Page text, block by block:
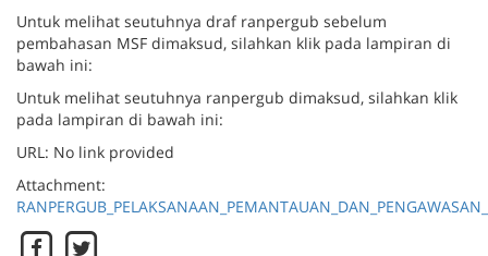
Untuk melihat seutuhnya draf ranpergub sebelum
pembahasan MSF dimaksud, silahkan klik pada lampiran di
bawah ini:
Untuk melihat seutuhnya ranpergub dimaksud, silahkan klik
pada lampiran di bawah ini:
URL: No link provided
Attachment: